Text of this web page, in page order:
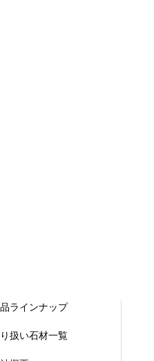
ラインナップ
扱い石材一覧